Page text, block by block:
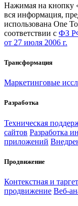
Нажимая на кнопку
вся информация,
использована One
соответствии с ФЗ
от 27 июля 2006 г.
Трансформация
Маркетинговые
Разработка
Техническая
сайтов Разработка
приложений
Продвижение
Контекстная и
продвижение Веб-